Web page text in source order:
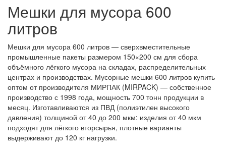
Мешки для мусора 600
литров
Мешки для мусора 600 литров — сверхвместительные
промышленные пакеты размером 150×200 см для сбора
объёмного лёгкого мусора на складах, распределительных
центрах и производствах. Мусорные мешки 600 литров купить
оптом от производителя МИРПАК (MIRPACK) — собственное
производство с 1998 года, мощность 700 тонн продукции в
месяц. Изготавливаются из ПВД (полиэтилен высокого
давления) толщиной от 40 до 200 мкм: изделия от 40 мкм
подходят для лёгкого вторсырья, плотные варианты
выдерживают до 120 кг нагрузки.